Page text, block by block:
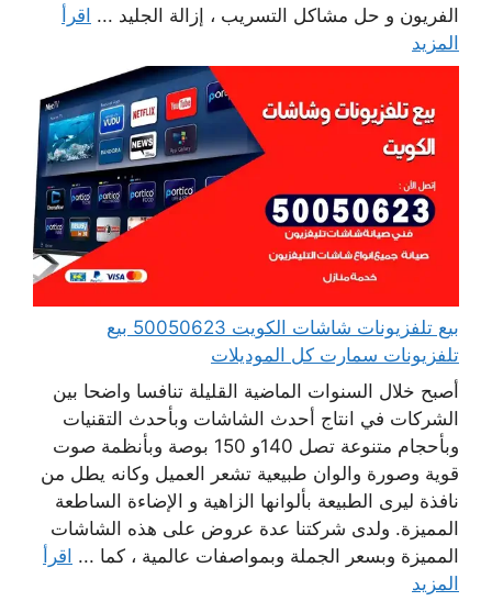
الفريون و حل مشاكل التسريب ، إزالة الجليد ... اقرأ
المزيد
بيع تلفزيونات شاشات الكويت 50050623 بيع
تلفزيونات سمارت كل الموديلات
أصبح خلال السنوات الماضية القليلة تنافسا واضحا بين
الشركات في انتاج أحدث الشاشات وبأحدث التقنيات
وبأحجام متنوعة تصل 140و 150 بوصة وبأنظمة صوت
قوية وصورة والوان طبيعية تشعر العميل وكانه يطل من
نافذة ليرى الطبيعة بألوانها الزاهية و الإضاءة الساطعة
المميزة. ولدى شركتنا عدة عروض على هذه الشاشات
المميزة وبسعر الجملة وبمواصفات عالمية ، كما ... اقرأ
المزيد